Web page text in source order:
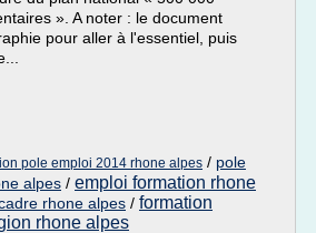
». A noter : le document
pour aller à l'essentiel, puis
pole emploi 2014 rhone alpes / pole
alpes / emploi formation rhone
rhone alpes / formation
rhone alpes